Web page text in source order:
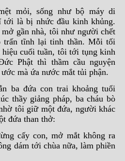
mỏi, sống như bộ máy di
tới là bị nhức đầu kinh khủng.
gần nhà, tôi như người chết
trấn tĩnh lại tinh thần. Mỗi tối
cuối tuần, tôi tới tụng kinh
Phật thì thầm cầu nguyện
mà ứa nước mắt tủi phận.
ba đứa con trai khoảng tuổi
thầy giảng pháp, ba cháu bò
tôi giữ một đứa, người khác
đứa than thở:
cấy con, mở mắt không ra
dám tới chùa nữa, làm phiền